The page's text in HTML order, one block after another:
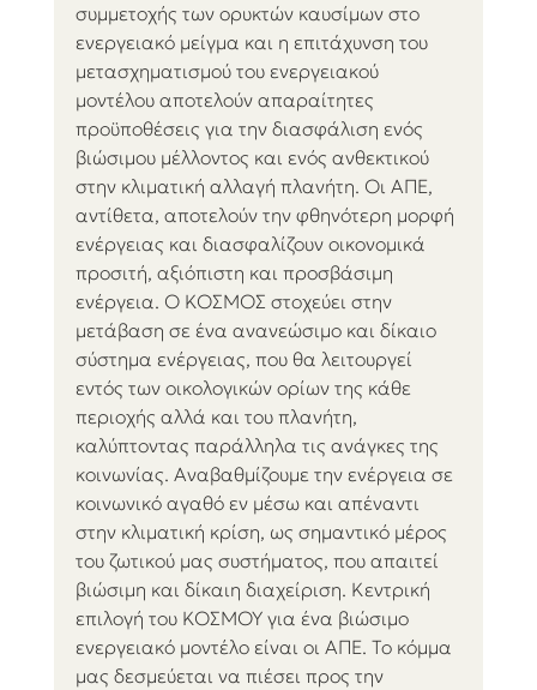
συμμετοχής των ορυκτών καυσίμων στο
ενεργειακό μείγμα και η επιτάχυνση του
μετασχηματισμού του ενεργειακού
μοντέλου αποτελούν απαραίτητες
προϋποθέσεις για την διασφάλιση ενός
βιώσιμου μέλλοντος και ενός ανθεκτικού
στην κλιματική αλλαγή πλανήτη. Οι ΑΠΕ,
αντίθετα, αποτελούν την φθηνότερη μορφή
ενέργειας και διασφαλίζουν οικονομικά
προσιτή, αξιόπιστη και προσβάσιμη
ενέργεια. Ο ΚΟΣΜΟΣ στοχεύει στην
μετάβαση σε ένα ανανεώσιμο και δίκαιο
σύστημα ενέργειας, που θα λειτουργεί
εντός των οικολογικών ορίων της κάθε
περιοχής αλλά και του πλανήτη,
καλύπτοντας παράλληλα τις ανάγκες της
κοινωνίας. Αναβαθμίζουμε την ενέργεια σε
κοινωνικό αγαθό εν μέσω και απέναντι
στην κλιματική κρίση, ως σημαντικό μέρος
του ζωτικού μας συστήματος, που απαιτεί
βιώσιμη και δίκαιη διαχείριση. Κεντρική
επιλογή του ΚΟΣΜΟΥ για ένα βιώσιμο
ενεργειακό μοντέλο είναι οι ΑΠΕ. Το κόμμα
μας δεσμεύεται να πιέσει προς την